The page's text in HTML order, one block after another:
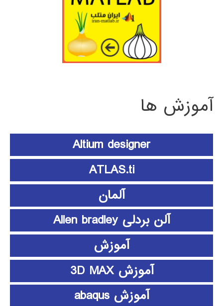
آموزش ها
Altium designer
ATLAS.ti
آلمان
آلن بردلی Allen bradley
آموزش
آموزش 3D MAX
آموزش abaqus